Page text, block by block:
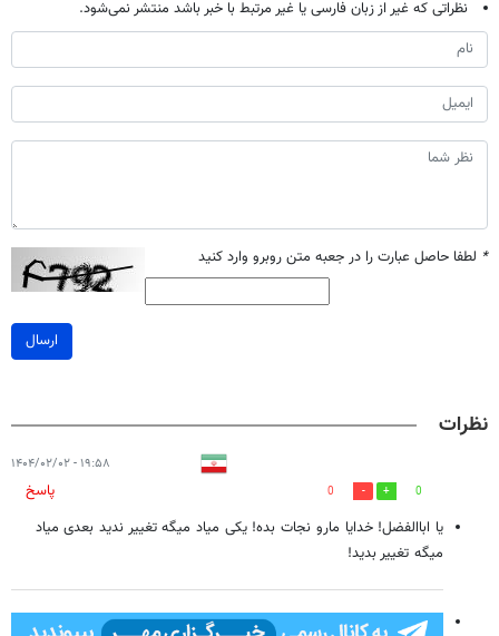
نظراتی که غیر از زبان فارسی یا غیر مرتبط با خبر باشد منتشر نمی‌شود.
* لطفا حاصل عبارت را در جعبه متن روبرو وارد کنید
ارسال
نظرات
۱۹:۵۸ - ۱۴۰۴/۰۲/۰۲
0
0
پاسخ
یا اباالفضل! خدایا مارو نجات بده! یکی میاد میگه تغییر ندید بعدی میاد
میگه تغییر بدید!